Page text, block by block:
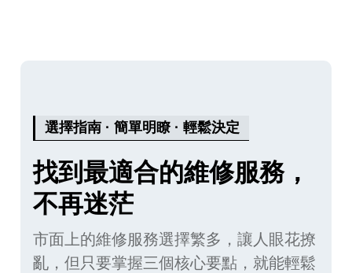
選擇指南 · 簡單明瞭 · 輕鬆決定
找到最適合的維修服務，
不再迷茫
市面上的維修服務選擇繁多，讓人眼花撩
亂，但只要掌握三個核心要點，就能輕鬆